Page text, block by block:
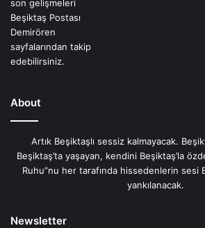
About
Artık Beşiktaşlı sessiz kalmayacak.
Beşiktaş’ta yaşayan, kendini Beşiktaş’la
Ruhu”nu her tarafında hissedenlerin sesi
yankılanacak.
Newsletter